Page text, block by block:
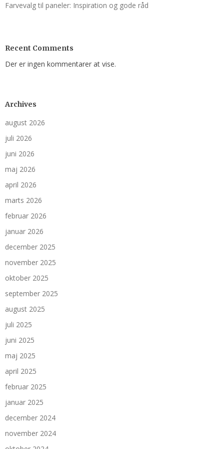
Farvevalg til paneler: Inspiration og gode råd
Recent Comments
Der er ingen kommentarer at vise.
Archives
august 2026
juli 2026
juni 2026
maj 2026
april 2026
marts 2026
februar 2026
januar 2026
december 2025
november 2025
oktober 2025
september 2025
august 2025
juli 2025
juni 2025
maj 2025
april 2025
februar 2025
januar 2025
december 2024
november 2024